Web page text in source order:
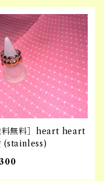
料無料］heart heart
(stainless)